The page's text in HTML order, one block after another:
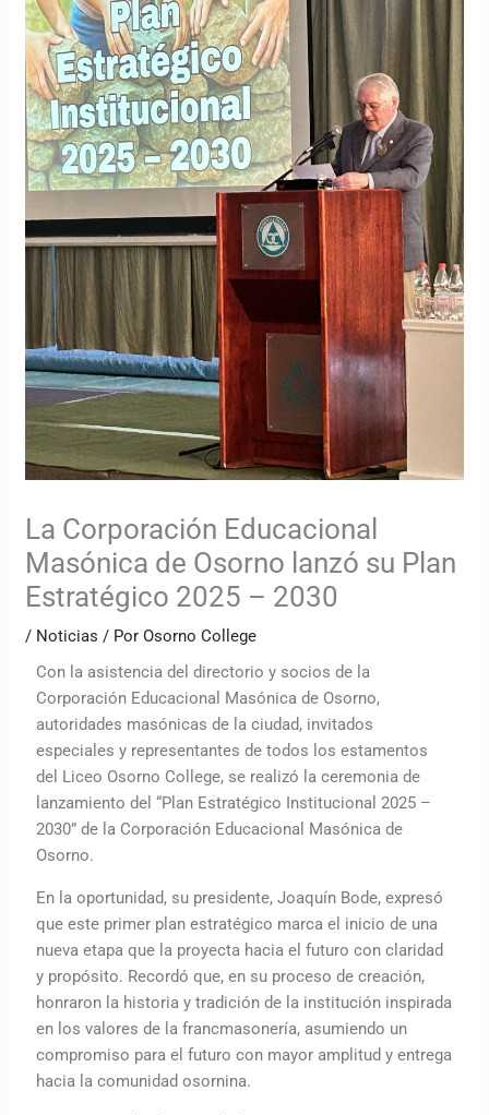
La Corporación Educacional
Masónica de Osorno lanzó su Plan
Estratégico 2025 – 2030
/ Noticias / PorOsorno College
Con la asistencia del directorio y socios de la
Corporación Educacional Masónica de Osorno,
autoridades masónicas de la ciudad, invitados
especiales y representantes de todos los estamentos
del Liceo Osorno College, se realizó la ceremonia de
lanzamiento del “Plan Estratégico Institucional 2025 –
2030” de la Corporación Educacional Masónica de
Osorno.
En la oportunidad, su presidente, Joaquín Bode, expresó
que este primer plan estratégico marca el inicio de una
nueva etapa que la proyecta hacia el futuro con claridad
y propósito. Recordó que, en su proceso de creación,
honraron la historia y tradición de la institución inspirada
en los valores de la francmasonería, asumiendo un
compromiso para el futuro con mayor amplitud y entrega
hacia la comunidad osornina.